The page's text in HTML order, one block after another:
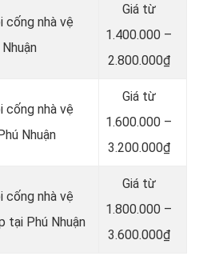
cống nhà vệ
Giá từ
1.400.000 –
2.800.000₫
cống nhà vệ
Nhuận
Giá từ
1.600.000 –
3.200.000₫
cống nhà vệ
tại Phú Nhuận
Giá từ
1.800.000 –
3.600.000₫